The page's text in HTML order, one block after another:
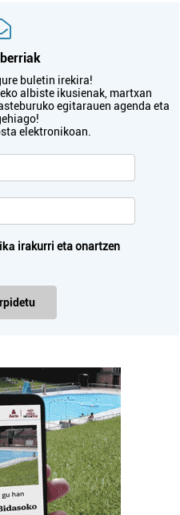
buletin irekira!
albiste ikusienak, martxan
egitarauen agenda eta
elektronikoan.
irakurri eta onartzen